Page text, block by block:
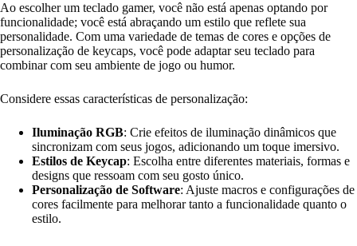
Ao escolher um teclado gamer, você não está apenas optando por
funcionalidade; você está abraçando um estilo que reflete sua
personalidade. Com uma variedade de temas de cores e opções de
personalização de keycaps, você pode adaptar seu teclado para
combinar com seu ambiente de jogo ou humor.
Considere essas características de personalização:
Iluminação RGB: Crie efeitos de iluminação dinâmicos que
sincronizam com seus jogos, adicionando um toque imersivo.
Estilos de Keycap: Escolha entre diferentes materiais, formas e
designs que ressoam com seu gosto único.
Personalização de Software: Ajuste macros e configurações de
cores facilmente para melhorar tanto a funcionalidade quanto o
estilo.